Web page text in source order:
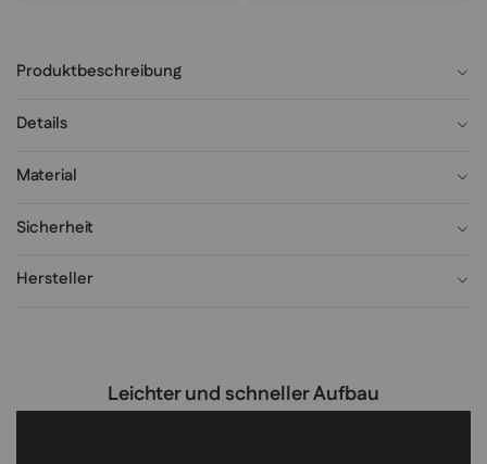
Produktbeschreibung
Details
Material
Sicherheit
Hersteller
Leichter und schneller Aufbau